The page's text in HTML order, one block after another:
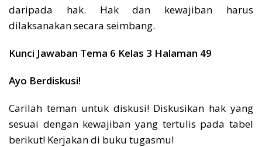
daripada hak. Hak dan kewajiban harus
dilaksanakan secara seimbang.
Kunci Jawaban Tema 6 Kelas 3 Halaman 49
Ayo Berdiskusi!
Carilah teman untuk diskusi! Diskusikan hak yang
sesuai dengan kewajiban yang tertulis pada tabel
berikut! Kerjakan di buku tugasmu!